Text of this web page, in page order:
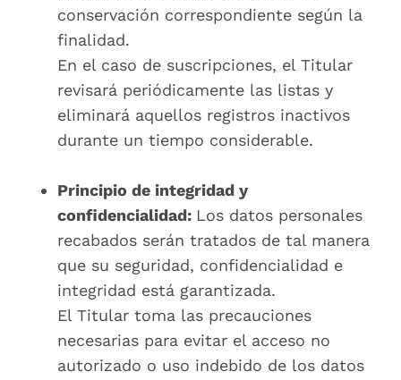
conservación correspondiente según la
finalidad.
En el caso de suscripciones, el Titular
revisará periódicamente las listas y
eliminará aquellos registros inactivos
durante un tiempo considerable.
Principio de integridad y
confidencialidad: Los datos personales
recabados serán tratados de tal manera
que su seguridad, confidencialidad e
integridad está garantizada.
El Titular toma las precauciones
necesarias para evitar el acceso no
autorizado o uso indebido de los datos